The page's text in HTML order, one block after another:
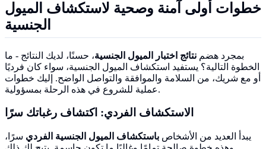
خطوات أولى آمنة وصحية لاستكشاف الميول
الجنسية
بمجرد هضم نتائج اختبار الميول الجنسية، حسنًا، لديك النتائج - ما
الخطوة التالية؟ يستفيد استكشاف الميول الجنسية، سواء كان فرديًا
أو مع شريك، من السلامة والموافقة والتواصل الواضح. إليك خطوات
عملية للشروع في هذه الرحلة بمسؤولية.
الاستكشاف الفردي: اكتشاف رغباتك سرًا
يبدأ العديد من الأشخاص باستكشاف الميول الجنسية الفردي سرًا،